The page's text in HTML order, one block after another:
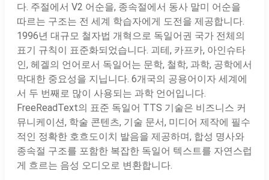
다. 주절에서 V2 어순을, 종속절에서 동사 말미 어순을
따르는 구조는 전 세계 학습자에게 도전을 제공합니다.
1996년 대규모 철자법 개혁으로 독일어권 국가 전체의
표기 규칙이 표준화되었습니다. 괴테, 카프카, 아인슈타
인, 헤겔의 언어로서 독일어는 문학, 철학, 과학, 공학에서
막대한 중요성을 지닙니다. 6개국의 공용어이자 세계에
서 두 번째로 많이 사용되는 과학 언어입니다.
FreeReadText의 표준 독일어 TTS 기술은 비즈니스 커
뮤니케이션, 학술 콘텐츠, 기술 문서, 미디어 제작에 필수
적인 정확한 호흐도이치 발음을 제공하며, 합성 명사와
종속절 구조를 포함한 복잡한 독일어 텍스트를 자연스럽
게 흐르는 음성 오디오로 변환합니다.